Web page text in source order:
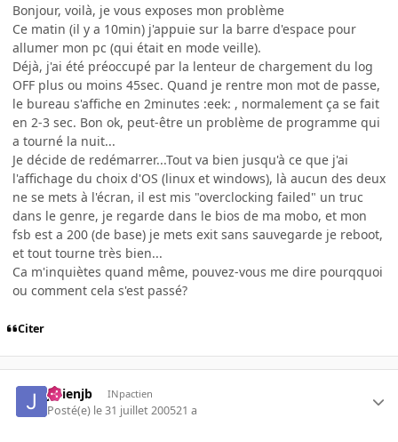
Bonjour, voilà, je vous exposes mon problème
Ce matin (il y a 10min) j'appuie sur la barre d'espace pour
allumer mon pc (qui était en mode veille).
Déjà, j'ai été préoccupé par la lenteur de chargement du log
OFF plus ou moins 45sec. Quand je rentre mon mot de passe,
le bureau s'affiche en 2minutes :eek: , normalement ça se fait
en 2-3 sec. Bon ok, peut-être un problème de programme qui
a tourné la nuit...
Je décide de redémarrer...Tout va bien jusqu'à ce que j'ai
l'affichage du choix d'OS (linux et windows), là aucun des deux
ne se mets à l'écran, il est mis "overclocking failed" un truc
dans le genre, je regarde dans le bios de ma mobo, et mon
fsb est a 200 (de base) je mets exit sans sauvegarde je reboot,
et tout tourne très bien...
Ca m'inquiètes quand même, pouvez-vous me dire pourqquoi
ou comment cela s'est passé?
Citer
julienjb INpactien
Posté(e) le 31 juillet 200521 a